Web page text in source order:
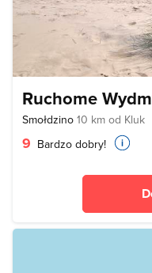
Ruchome
Smołdzino 10 km od Kluk
9 Bardzo dobry!